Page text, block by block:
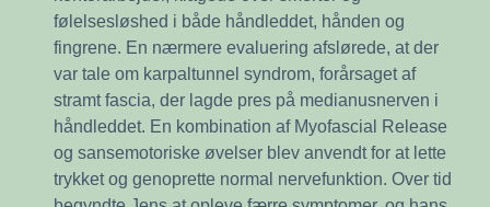
følelsesløshed i både håndleddet, hånden og
fingrene. En nærmere evaluering afslørede, at der
var tale om karpaltunnel syndrom, forårsaget af
stramt fascia, der lagde pres på medianusnerven i
håndleddet. En kombination af Myofascial Release
og sansemotoriske øvelser blev anvendt for at lette
trykket og genoprette normal nervefunktion. Over tid